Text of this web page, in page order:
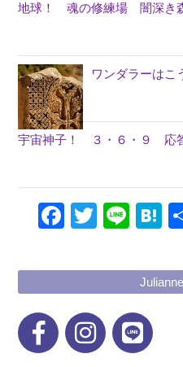
地球！ 魂の修練場 闇深き
ワンダラーはこ
宇宙神子！ ３・６・９ 応
Facebook
Twitter
Line